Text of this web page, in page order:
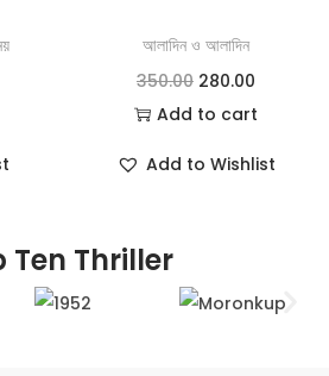
আলাদিন ও আলাদিন
350.00 280.00
Add to cart
Add to Wishlist
Ten Thriller